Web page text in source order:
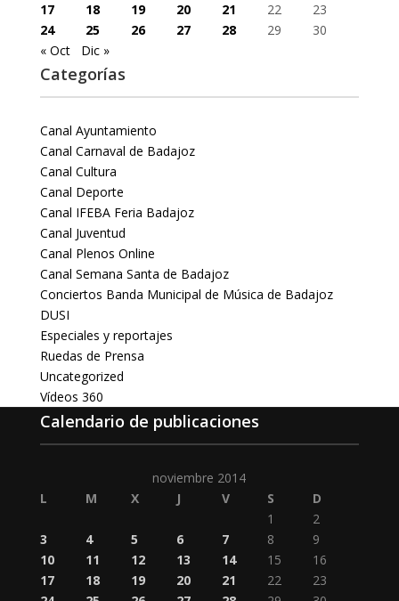
17
18 19 20 21 22
23
24
25 26 27 28 29
30
« Oct
Dic »
Categorías
Canal Ayuntamiento
Canal Carnaval de Badajoz
Canal Cultura
Canal Deporte
Canal IFEBA Feria Badajoz
Canal Juventud
Canal Plenos Online
Canal Semana Santa de Badajoz
Conciertos Banda Municipal de Música de Badajoz
DUSI
Especiales y reportajes
Ruedas de Prensa
Uncategorized
Vídeos 360
Calendario de publicaciones
noviembre 2014
L
M X J V S
D
1
2
3
4 5 6 7 8
9
10
11 12 13 14 15
16
17
18 19 20 21 22
23